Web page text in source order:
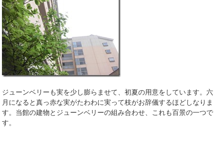
ジューンベリーも実を少し膨らませて、初夏の用意をしています。六
月になると真っ赤な実がたわわに実って枝がお辞儀するほどしなりま
す。当館の建物とジューンベリーの組み合わせ、これも百景の一つで
す。